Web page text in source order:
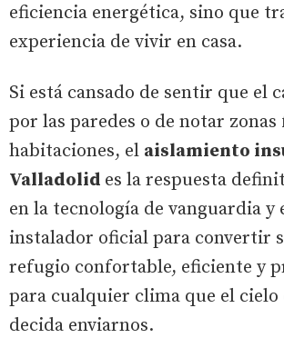
eficiencia energética, sino que
experiencia de vivir en casa.
Si está cansado de sentir que el
por las paredes o de notar zonas
habitaciones, el aislamiento
Valladolid es la respuesta
en la tecnología de vanguardia y
instalador oficial para convertir
refugio confortable, eficiente y
para cualquier clima que el cielo
decida enviarnos.